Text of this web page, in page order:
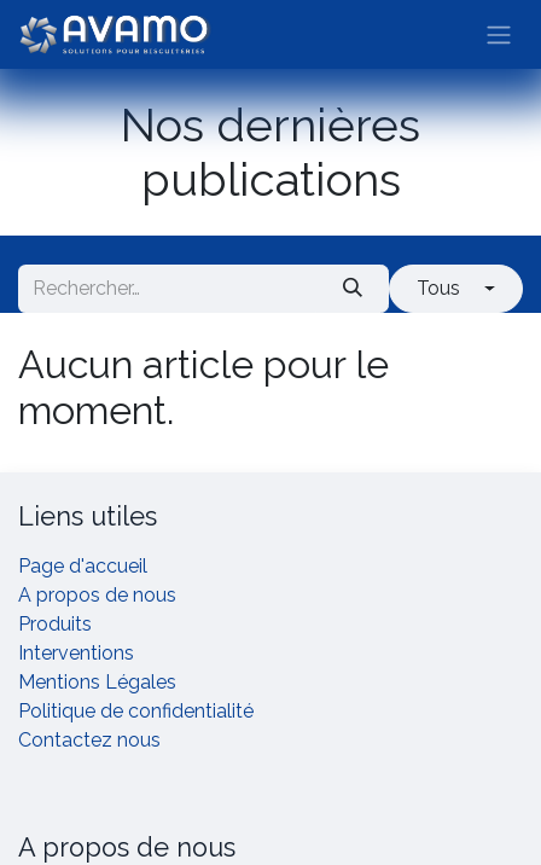
Se rendre au contenu
Nos dernières
publications
Tous
Aucun article pour le
moment.
Liens utiles
Page d'accueil
A propos de nous
Produits
Interventions
Mentions Légales
Politique de confidentialité
Contactez nous
A propos de nous